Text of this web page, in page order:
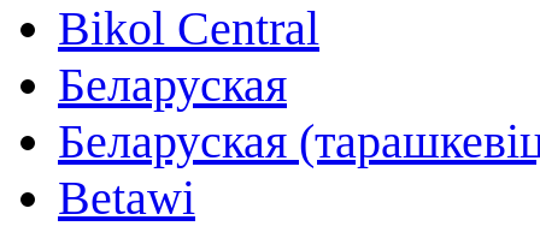
Bikol Central
Беларуская
Беларуская
Betawi